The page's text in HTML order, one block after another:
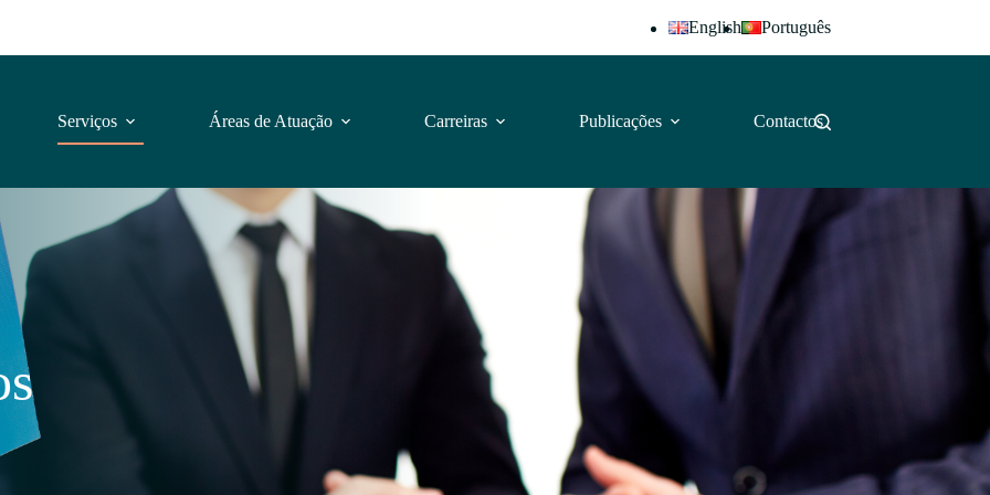
English Português
Serviços Áreas de Atuação Carreiras Publicações Contactos